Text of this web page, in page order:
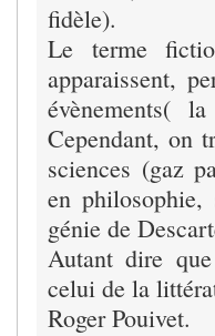
fidèle).
Le terme
apparaissent,
évènements(
Cependant, on
sciences (gaz
en philosophie,
génie de
Autant dire
celui de la
Roger Pouivet.